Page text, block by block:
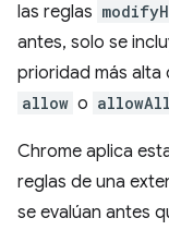
las reglas
antes, solo se
prioridad más alta
allow o
Chrome aplica
reglas de una
se evalúan antes